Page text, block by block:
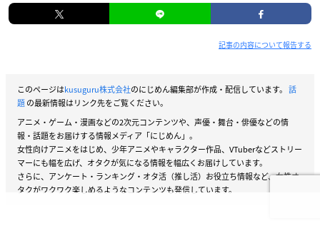
記事の内容について報告する
このページはkusuguru株式会社のにじめん編集部が作成・配信しています。 話
題の最新情報はリンク先をご覧ください。
アニメ・ゲーム・漫画などの2次元コンテンツや、声優・舞台・俳優などの情
報・話題をお届けする情報メディア「にじめん」。
女性向けアニメをはじめ、少年アニメやキャラクター作品、VTuberなどストリー
マーにも幅を広げ、オタクが気になる情報を幅広くお届けしています。
さらに、アンケート・ランキング・オタ活（推し活）お役立ち情報など、女性オ
タクがワクワク楽しめるようなコンテンツも発信しています。